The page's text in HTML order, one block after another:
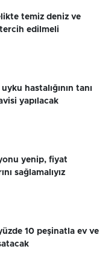
temiz deniz ve
edilmeli
hastalığının tanı
yapılacak
yenip, fiyat
sağlamalıyız
10 peşinatla ev ve